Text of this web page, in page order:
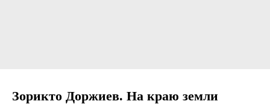
Зорикто Доржиев. На краю земли